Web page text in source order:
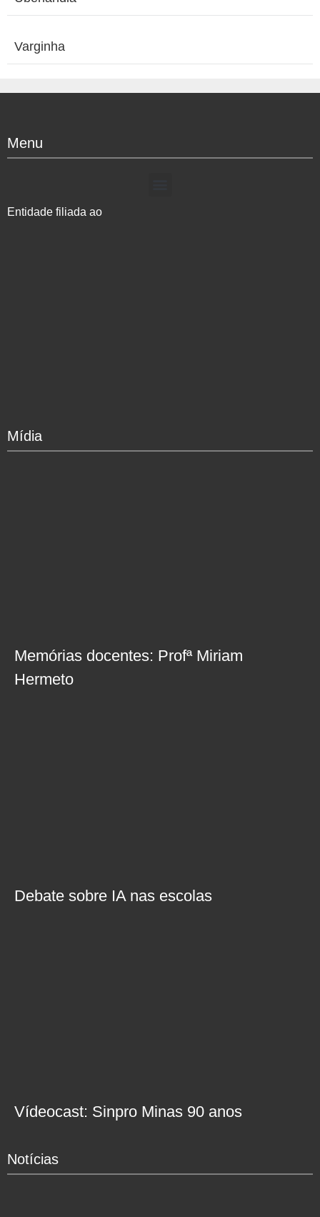
Varginha
Menu
Entidade filiada ao
Mídia
Memórias docentes: Profª Miriam
Hermeto
Debate sobre IA nas escolas
Vídeocast: Sinpro Minas 90 anos
Notícias